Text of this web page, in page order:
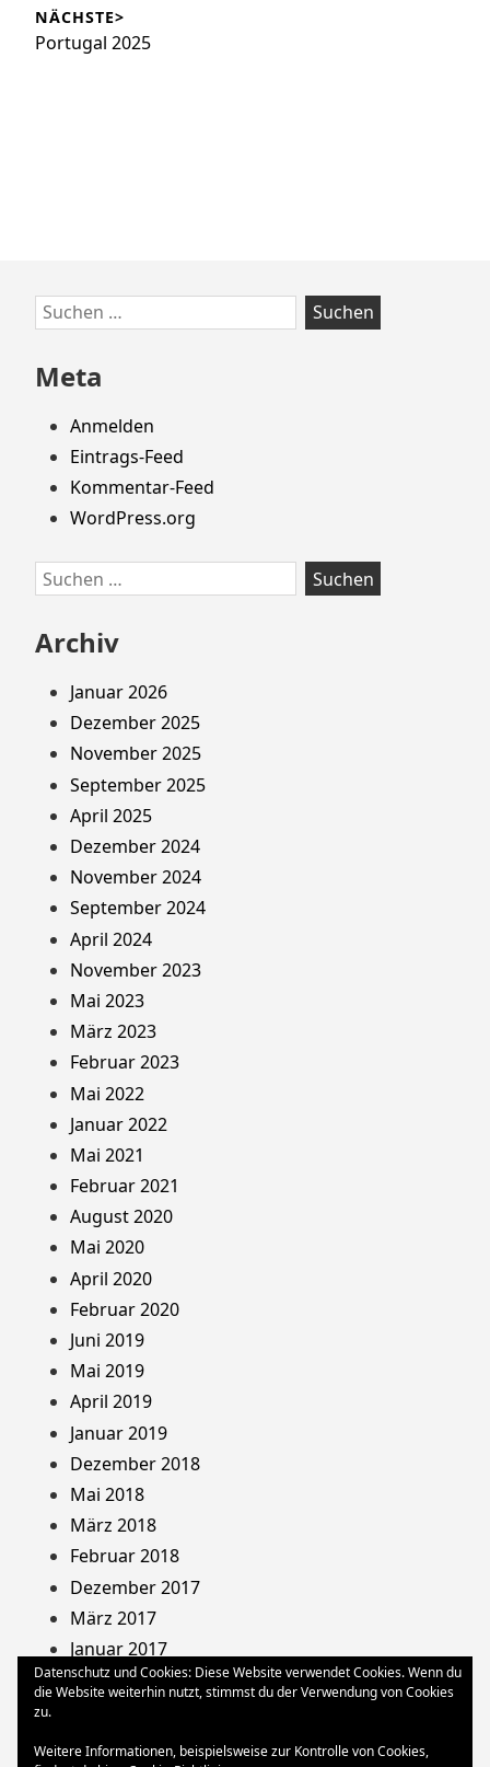
NÄCHSTE>
Nächster
Portugal 2025
Zum
Footer
springen
Suchen
nach:
Meta
Anmelden
Eintrags-Feed
Kommentar-Feed
WordPress.org
Suchen
nach:
Archiv
Januar 2026
Dezember 2025
November 2025
September 2025
April 2025
Dezember 2024
November 2024
September 2024
April 2024
November 2023
Mai 2023
März 2023
Februar 2023
Mai 2022
Januar 2022
Mai 2021
Februar 2021
August 2020
Mai 2020
April 2020
Februar 2020
Juni 2019
Mai 2019
April 2019
Januar 2019
Dezember 2018
Mai 2018
März 2018
Februar 2018
Dezember 2017
März 2017
Januar 2017
August 2013
Oktober 2012
Datenschutz und Cookies: Diese Website verwendet Cookies. Wenn du
die Website weiterhin nutzt, stimmst du der Verwendung von Cookies
zu.
Weitere Informationen, beispielsweise zur Kontrolle von Cookies,